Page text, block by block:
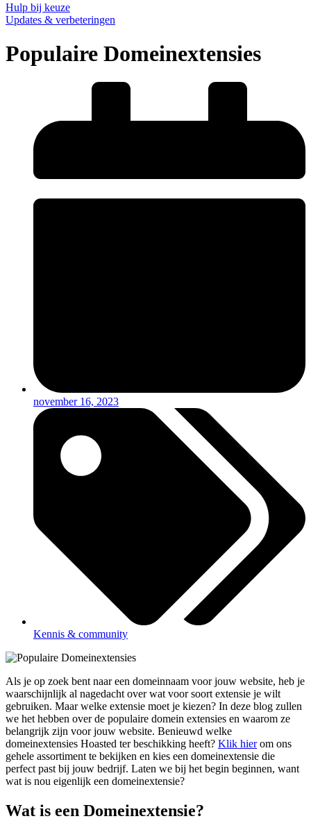
Hulp bij keuze
Updates & verbeteringen
Populaire Domeinextensies
november 16, 2023
Kennis & community
Als je op zoek bent naar een domeinnaam voor jouw website, heb je
waarschijnlijk al nagedacht over wat voor soort extensie je wilt
gebruiken. Maar welke extensie moet je kiezen? In deze blog zullen
we het hebben over de populaire domein extensies en waarom ze
belangrijk zijn voor jouw website. Benieuwd welke
domeinextensies Hoasted ter beschikking heeft? Klik hierom ons
gehele assortiment te bekijken en kies een domeinextensie die
perfect past bij jouw bedrijf. Laten we bij het begin beginnen, want
wat is nou eigenlijk een domeinextensie?
Wat is een Domeinextensie?